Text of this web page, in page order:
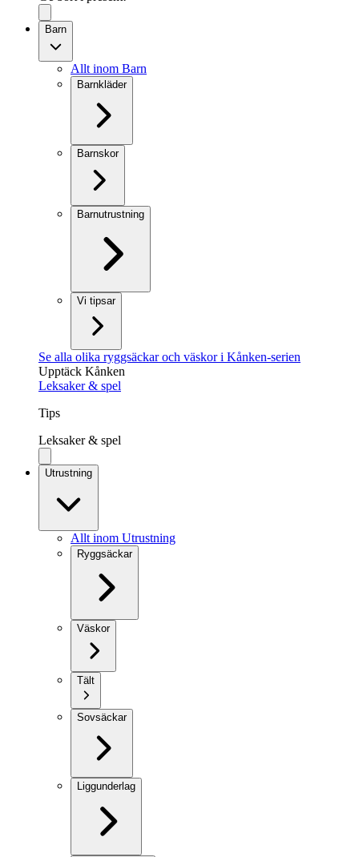
Barn
Allt inom Barn
Barnkläder
Barnskor
Barnutrustning
Vi tipsar
Se alla olika ryggsäckar och väskor i Kånken-serien
Upptäck Kånken
Leksaker & spel
Tips
Leksaker & spel
Utrustning
Allt inom Utrustning
Ryggsäckar
Väskor
Tält
Sovsäckar
Liggunderlag